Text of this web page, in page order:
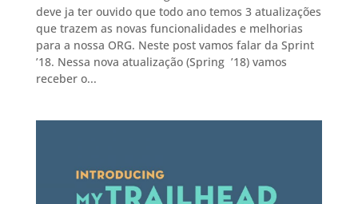
deve ja ter ouvido que todo ano temos 3 atualizações
que trazem as novas funcionalidades e melhorias
para a nossa ORG. Neste post vamos falar da Sprint
’18. Nessa nova atualização (Spring ’18) vamos
receber o...